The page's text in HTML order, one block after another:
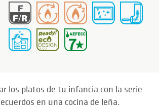
los platos de tu infancia con la serie
en una cocina de leña.